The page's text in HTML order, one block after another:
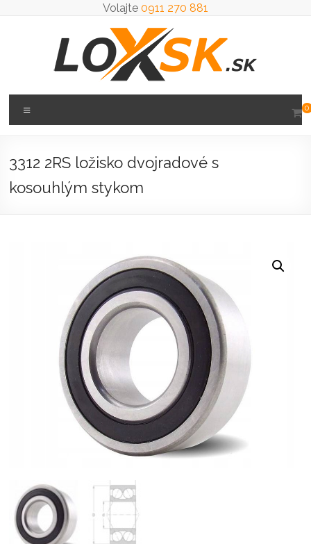
Volajte 0911 270 881
Loxsk
predaj
0
3312 2RS ložisko dvojradové s
kosouhlým stykom